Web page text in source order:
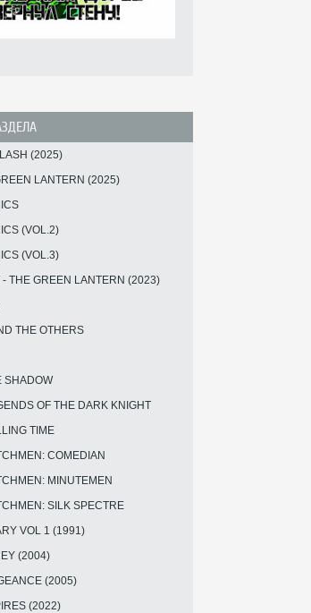
(2025)
LANTERN (2025)
(VOL.2)
(VOL.3)
- THE GREEN LANTERN (2023)
THE OTHERS
SHADOW
OF THE DARK KNIGHT
TIME
COMEDIAN
MINUTEMEN
SILK SPECTRE
VOL 1 (1991)
(2004)
(2005)
(2022)